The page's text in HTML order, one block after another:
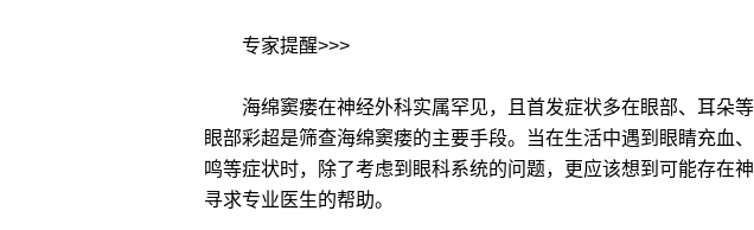
专家提醒>>>
海绵窦瘘在神经外科实属罕见，且首发症状多在眼部、耳朵等
眼部彩超是筛查海绵窦瘘的主要手段。当在生活中遇到眼睛充血
鸣等症状时，除了考虑到眼科系统的问题，更应该想到可能存在
寻求专业医生的帮助。